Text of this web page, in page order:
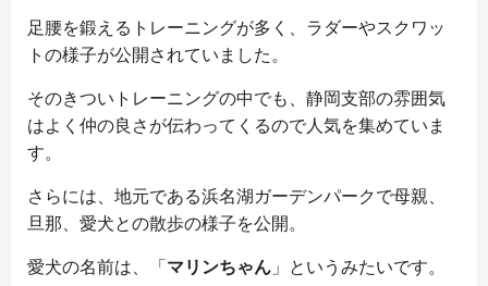
足腰を鍛えるトレーニングが多く、ラダーやスクワッ
トの様子が公開されていました。
そのきついトレーニングの中でも、静岡支部の雰囲気
はよく仲の良さが伝わってくるので人気を集めていま
す。
さらには、地元である浜名湖ガーデンパークで母親、
旦那、愛犬との散歩の様子を公開。
愛犬の名前は、「 マリンちゃん 」というみたいです。